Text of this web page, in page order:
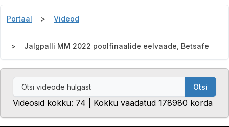
Portaal Videod
Jalgpalli MM 2022 poolfinaalide eelvaade, Betsafe
Otsi
Videosid kokku: 74 | Kokku vaadatud 178980 korda